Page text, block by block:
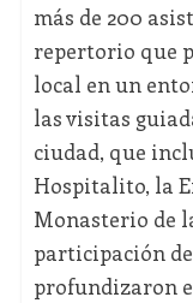
más de 200
repertorio que
local en un
las visitas
ciudad, que
Hospitalito, la
Monasterio de
participación
profundizaron